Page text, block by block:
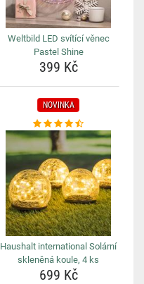
Weltbild LED svítící věnec
Pastel Shine
399 Kč
NOVINKA
Haushalt international Solární
skleněná koule, 4 ks
699 Kč